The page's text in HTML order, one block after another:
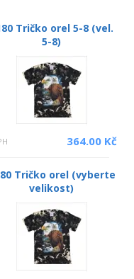
Tričko orel 5-8 (vel.
5-8)
364.00 Kč
Tričko orel (vyberte
velikost)